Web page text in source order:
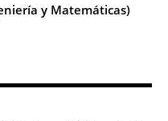
y Matemáticas)